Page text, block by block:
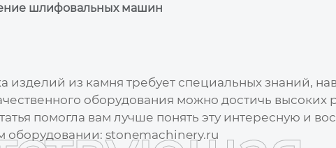
шлифовальных машин
изделий из камня требует специальных знаний,
оборудования можно достичь высоких
помогла вам лучше понять эту интересную и
оборудовании: stonemachinery.ru